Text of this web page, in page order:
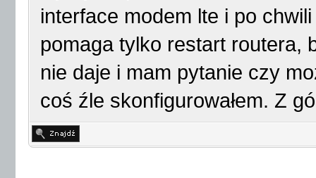
interface modem lte i po
pomaga tylko restart routera,
nie daje i mam pytanie czy
coś źle skonfigurowałem. Z